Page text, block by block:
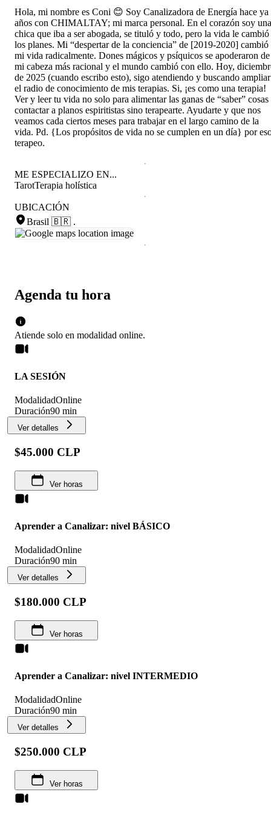
Agenda tu hora
Atiende solo en modalidad online.
LA SESIÓN
ModalidadOnline
Duración90 min
Ver detalles
$45.000 CLP
Ver horas
Aprender a Canalizar: nivel BÁSICO
ModalidadOnline
Duración90 min
Ver detalles
$180.000 CLP
Ver horas
Aprender a Canalizar: nivel INTERMEDIO
ModalidadOnline
Duración90 min
Ver detalles
$250.000 CLP
Ver horas
Hola, mi nombre es Coni 😊 Soy Canalizadora de Energía hace ya
años con CHIMALTAY; mi marca personal. En el corazón soy una
chica que iba a ser abogada, se tituló y todo, pero la vida le cambió
los planes. Mi “despertar de la conciencia” de [2019-2020] cambió
mi vida radicalmente. Dones mágicos y psíquicos se apoderaron de
mi cabeza más racional y el mundo cambió con ello. Hoy,
de 2025 (cuando escribo esto), sigo atendiendo y buscando ampliar
el radio de conocimiento de mis terapias. Si, ¡es como una terapia!
Ver y leer tu vida no solo para alimentar las ganas de “saber” cosas
contactar a planos espiritistas sino terapearte. Ayudarte y que nos
veamos cada ciertos meses para trabajar en el largo camino de la
vida. Pd. {Los propósitos de vida no se cumplen en un día} por
terapeo.
ME ESPECIALIZO EN...
TarotTerapia holística
UBICACIÓN
Brasil 🇧🇷 .